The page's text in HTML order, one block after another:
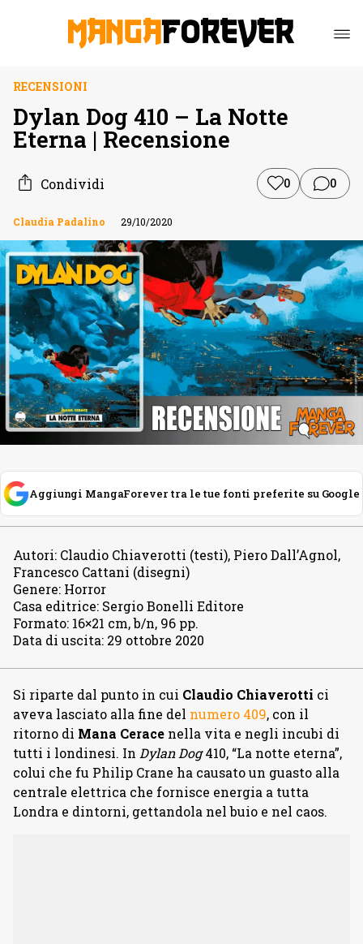
RECENSIONI
Dylan Dog 410 – La Notte
Eterna | Recensione
Condividi 0 0
Claudia Padalino 29/10/2020
Aggiungi MangaForever tra le tue fonti preferite su Google
Autori: Claudio Chiaverotti (testi), Piero Dall’Agnol,
Francesco Cattani (disegni)
Genere: Horror
Casa editrice: Sergio Bonelli Editore
Formato: 16×21 cm, b/n, 96 pp.
Data di uscita: 29 ottobre 2020
Si riparte dal punto in cui Claudio Chiaverotti ci
aveva lasciato alla fine del numero 409, con il
ritorno di Mana Cerace nella vita e negli incubi di
tutti i londinesi. In Dylan Dog410, “La notte eterna”,
colui che fu Philip Crane ha causato un guasto alla
centrale elettrica che fornisce energia a tutta
Londra e dintorni, gettandola nel buio e nel caos.